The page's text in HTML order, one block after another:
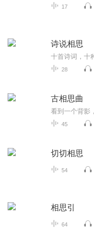
17
诗说相思
28
古相思曲
45
切切相思
54
相思引
64